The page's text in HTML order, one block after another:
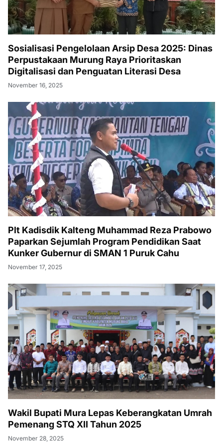
Sosialisasi Pengelolaan Arsip Desa 2025: Dinas
Perpustakaan Murung Raya Prioritaskan
Digitalisasi dan Penguatan Literasi Desa
November 16, 2025
Plt Kadisdik Kalteng Muhammad Reza Prabowo
Paparkan Sejumlah Program Pendidikan Saat
Kunker Gubernur di SMAN 1 Puruk Cahu
November 17, 2025
Wakil Bupati Mura Lepas Keberangkatan Umrah
Pemenang STQ XII Tahun 2025
November 28, 2025